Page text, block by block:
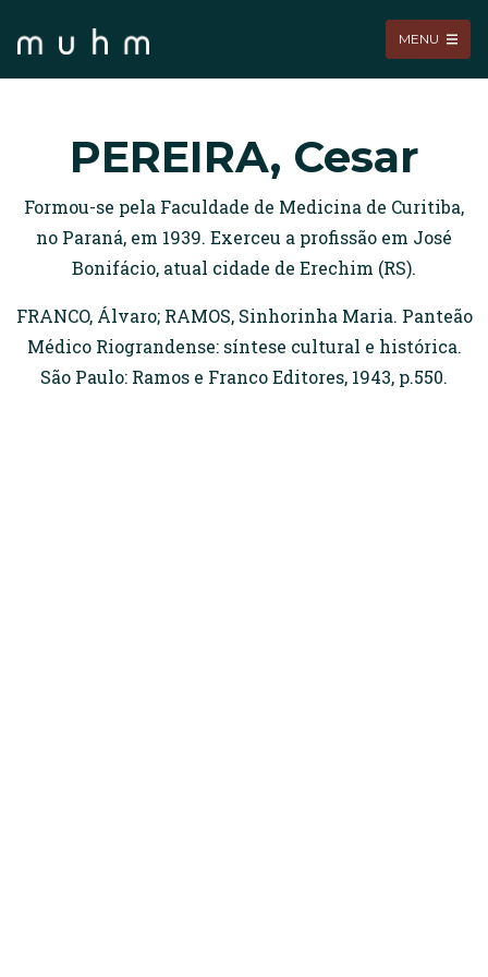
MENU
PEREIRA, Cesar
Formou-se pela Faculdade de Medicina de Curitiba,
no Paraná, em 1939. Exerceu a profissão em José
Bonifácio, atual cidade de Erechim (RS).
FRANCO, Álvaro; RAMOS, Sinhorinha Maria. Panteão
Médico Riograndense: síntese cultural e histórica.
São Paulo: Ramos e Franco Editores, 1943, p.550.